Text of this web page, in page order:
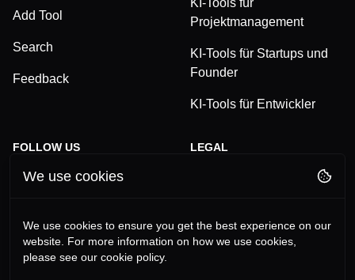
Add Tool
Search
Feedback
KI-Tools für
Projektmanagement
KI-Tools für Startups und
Founder
KI-Tools für Entwickler
FOLLOW US
TikTok
YouTube
LEGAL
Imprint
We use cookies
We use cookies to ensure you get the best experience on our
website. For more information on how we use cookies,
please see our cookie policy.